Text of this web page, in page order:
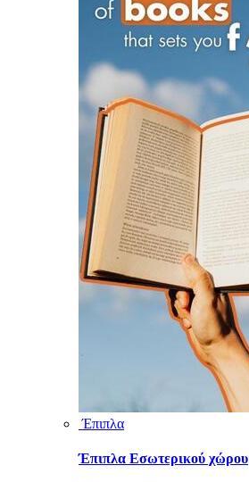
Έπιπλα
Έπιπλα Εσωτερικού χώρου